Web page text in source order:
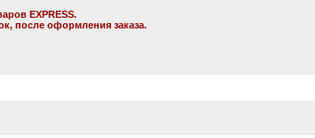
EXPRESS.
после оформления заказа.